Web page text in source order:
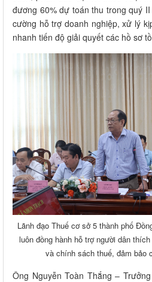
đương 60% dự toán thu trong quý
cường hỗ trợ doanh nghiệp, xử lý
nhanh tiến độ giải quyết các hồ sơ
Lãnh đạo Thuế cơ sở 5 thành phố
luôn đồng hành hỗ trợ người dân
và chính sách thuế, đảm bảo
Ông Nguyễn Toàn Thắng –